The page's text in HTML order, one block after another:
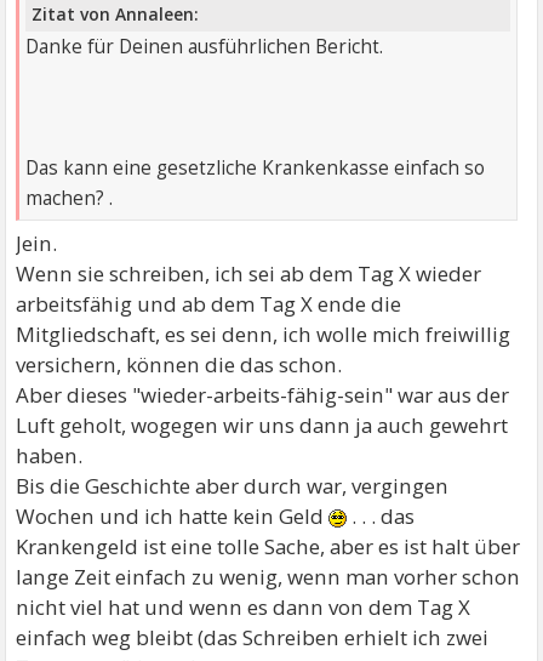
Zitat von Annaleen:
Danke für Deinen ausführlichen Bericht.
Das kann eine gesetzliche Krankenkasse einfach so
machen? .
Jein.
Wenn sie schreiben, ich sei ab dem Tag X wieder
arbeitsfähig und ab dem Tag X ende die
Mitgliedschaft, es sei denn, ich wolle mich freiwillig
versichern, können die das schon.
Aber dieses "wieder-arbeits-fähig-sein" war aus der
Luft geholt, wogegen wir uns dann ja auch gewehrt
haben.
Bis die Geschichte aber durch war, vergingen
Wochen und ich hatte kein Geld
. . . das
Krankengeld ist eine tolle Sache, aber es ist halt über
lange Zeit einfach zu wenig, wenn man vorher schon
nicht viel hat und wenn es dann von dem Tag X
einfach weg bleibt (das Schreiben erhielt ich zwei